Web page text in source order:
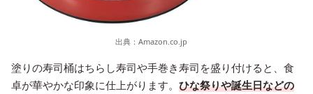
出典： Amazon.co.jp
塗りの寿司桶はちらし寿司や手巻き寿司を盛り付けると、食
卓が華やかな印象に仕上がります。 ひな祭りや誕生日などの